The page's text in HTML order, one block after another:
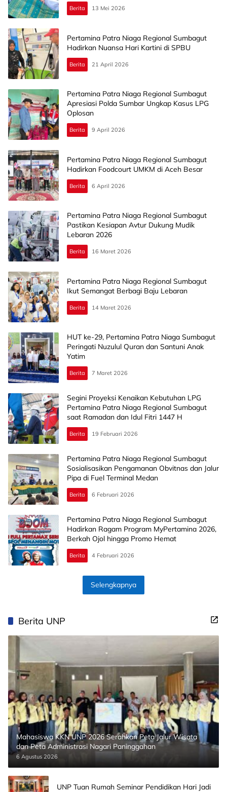
Berita 13 Mei 2026
Pertamina Patra Niaga Regional Sumbagut
Hadirkan Nuansa Hari Kartini di SPBU
Berita 21 April 2026
Pertamina Patra Niaga Regional Sumbagut
Apresiasi Polda Sumbar Ungkap Kasus LPG
Oplosan
Berita 9 April 2026
Pertamina Patra Niaga Regional Sumbagut
Hadirkan Foodcourt UMKM di Aceh Besar
Berita 6 April 2026
Pertamina Patra Niaga Regional Sumbagut
Pastikan Kesiapan Avtur Dukung Mudik
Lebaran 2026
Berita 16 Maret 2026
Pertamina Patra Niaga Regional Sumbagut
Ikut Semangat Berbagi Baju Lebaran
Berita 14 Maret 2026
HUT ke-29, Pertamina Patra Niaga Sumbagut
Peringati Nuzulul Quran dan Santuni Anak
Yatim
Berita 7 Maret 2026
Segini Proyeksi Kenaikan Kebutuhan LPG
Pertamina Patra Niaga Regional Sumbagut
saat Ramadan dan Idul Fitri 1447 H
Berita 19 Februari 2026
Pertamina Patra Niaga Regional Sumbagut
Sosialisasikan Pengamanan Obvitnas dan Jalur
Pipa di Fuel Terminal Medan
Berita 6 Februari 2026
Pertamina Patra Niaga Regional Sumbagut
Hadirkan Ragam Program MyPertamina 2026,
Berkah Ojol hingga Promo Hemat
Berita 4 Februari 2026
Selengkapnya
Berita UNP
Mahasiswa KKN UNP 2026 Serahkan Peta Jalur Wisata
dan Peta Administrasi Nagari Paninggahan
6 Agustus 2026
UNP Tuan Rumah Seminar Pendidikan Hari Jadi